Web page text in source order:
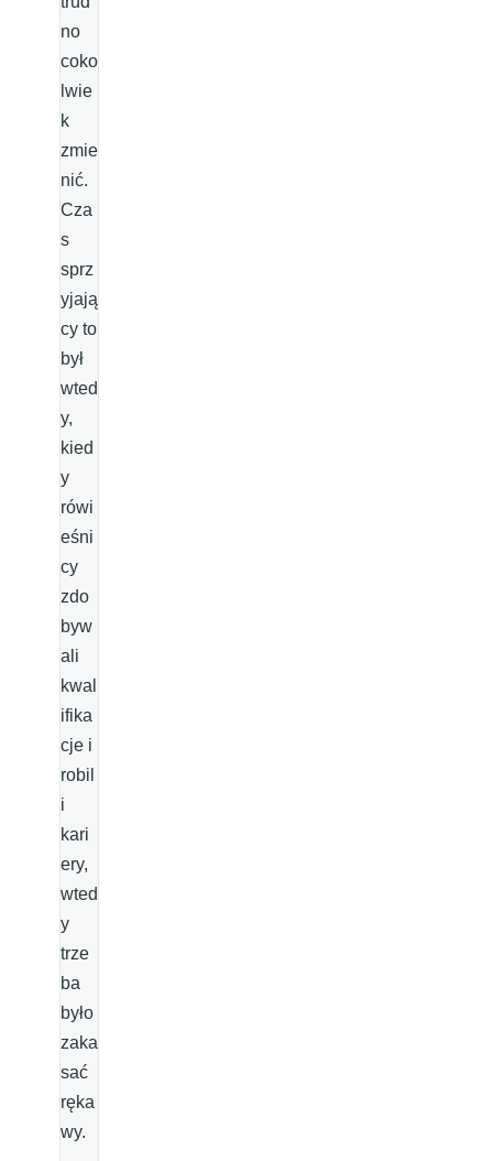
no
coko
lwie
k
zmie
nić.
Cza
s
sprz
yjają
cy to
był
wted
y,
kied
y
rówi
eśni
cy
zdo
byw
ali
kwal
ifika
cje i
robil
i
kari
ery,
wted
y
trze
ba
było
zaka
sać
ręka
wy.